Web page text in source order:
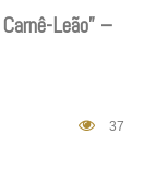
Leão” –
37